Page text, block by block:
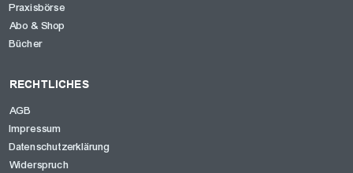
Praxisbörse
Abo & Shop
Bücher
RECHTLICHES
AGB
Impressum
Datenschutzerklärung
Widerspruch